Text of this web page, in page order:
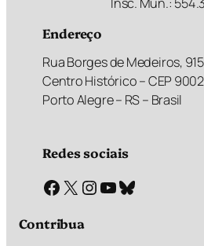
Insc. Mun.:
Endereço
Rua Borges de Medeiros,
Centro Histórico – CEP
Porto Alegre – RS – Brasil
Redes sociais
Facebook X Instagram Youtube Bluesky
Contribua